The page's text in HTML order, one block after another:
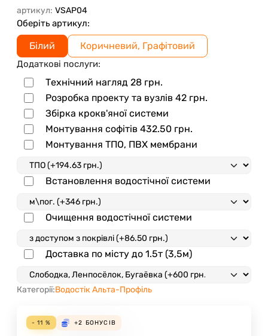
артикул: VSAP04
Оберіть артикул:
Білий Коричневий, Графітовий
Додаткові послуги:
Технічний нагляд 28 грн.
Розробка проекту та вузлів 42 грн.
Збірка крокв'яної системи
Монтування софітів 432.50 грн.
Монтування ТПО, ПВХ мембрани
Встановлення водостічної системи
Очищення водостічної системи
Доставка по місту до 1.5т (3,5м)
Категорії:Водостік Альта-Профіль
- 11 % +2 БОНУСІВ